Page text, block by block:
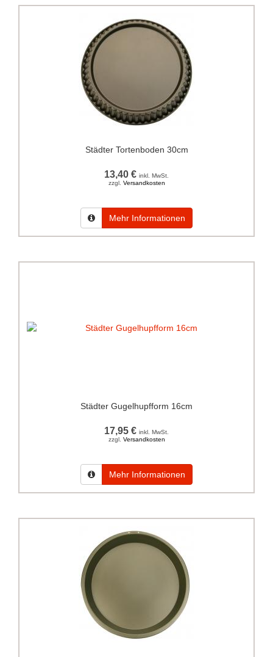
Städter Tortenboden 30cm
13,40 € inkl. MwSt.
zzgl. Versandkosten
Mehr Informationen
Städter Gugelhupfform 16cm
17,95 € inkl. MwSt.
zzgl. Versandkosten
Mehr Informationen